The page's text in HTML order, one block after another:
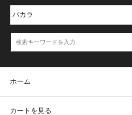
ホーム
カートを見る